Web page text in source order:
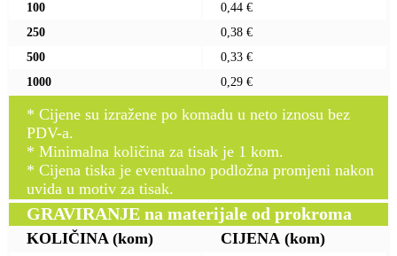
100
0,44 €
250
0,38 €
500
0,33 €
1000
0,29 €
* Cijene su izražene po komadu u neto iznosu bez
PDV-a.
* Minimalna količina za tisak je 1 kom.
* Cijena tiska je eventualno podložna promjeni nakon
uvida u motiv za tisak.
GRAVIRANJE na materijale od prokroma
KOLIČINA (kom) CIJENA (kom)